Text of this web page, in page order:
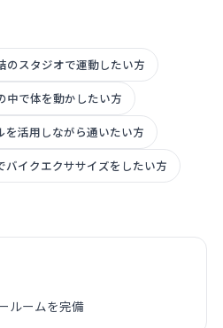
のスタジオで運動したい方
中で体を動かしたい方
を活用しながら通いたい方
バイクエクササイズをしたい方
ルームを完備